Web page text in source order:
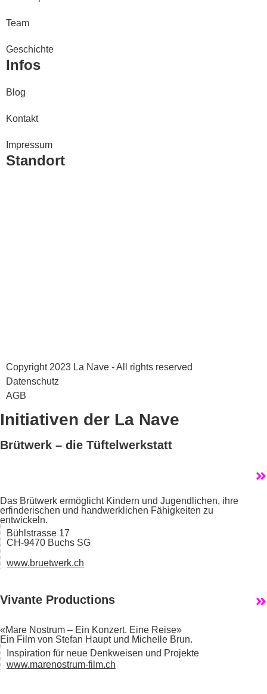
Team
Geschichte
Infos
Blog
Kontakt
Impressum
Standort
Copyright 2023 La Nave - All rights reserved
Datenschutz
AGB
Initiativen der La Nave
Brütwerk – die Tüftelwerkstatt
Das Brütwerk ermöglicht Kindern und Jugendlichen, ihre
erfinderischen und handwerklichen Fähigkeiten zu
entwickeln.
Bühlstrasse 17
CH-9470 Buchs SG
www.bruetwerk.ch
Vivante Productions
«Mare Nostrum – Ein Konzert. Eine Reise»
Ein Film von Stefan Haupt und Michelle Brun.
Inspiration für neue Denkweisen und Projekte
www.marenostrum-film.ch